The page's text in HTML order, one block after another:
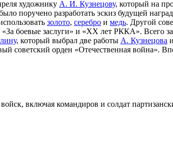
художнику А. И. Кузнецову, который на
поручено разработать эскиз будущей
золото, серебро и медь. Другой
«За боевые заслуги» и «XX лет РККА». Всего
, который выбрал две работы А. Кузнецова и
советский орден «Отечественная война».
, включая командиров и солдат